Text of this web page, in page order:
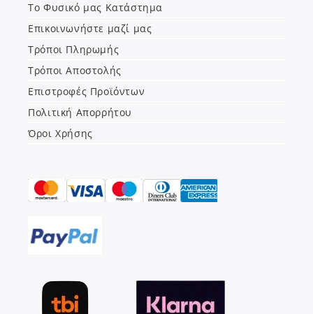
Το Φυσικό μας Κατάστημα
Επικοινωνήστε μαζί μας
Τρόποι Πληρωμής
Τρόποι Αποστολής
Επιστροφές Προϊόντων
Πολιτική Απορρήτου
Όροι Χρήσης